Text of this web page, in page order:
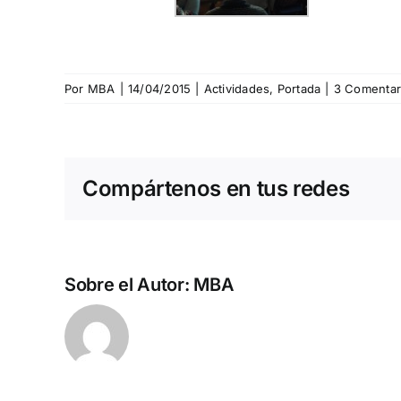
Por MBA 14/04/2015 Actividades, Portada 3
Compártenos en tus redes
Sobre el Autor: MBA